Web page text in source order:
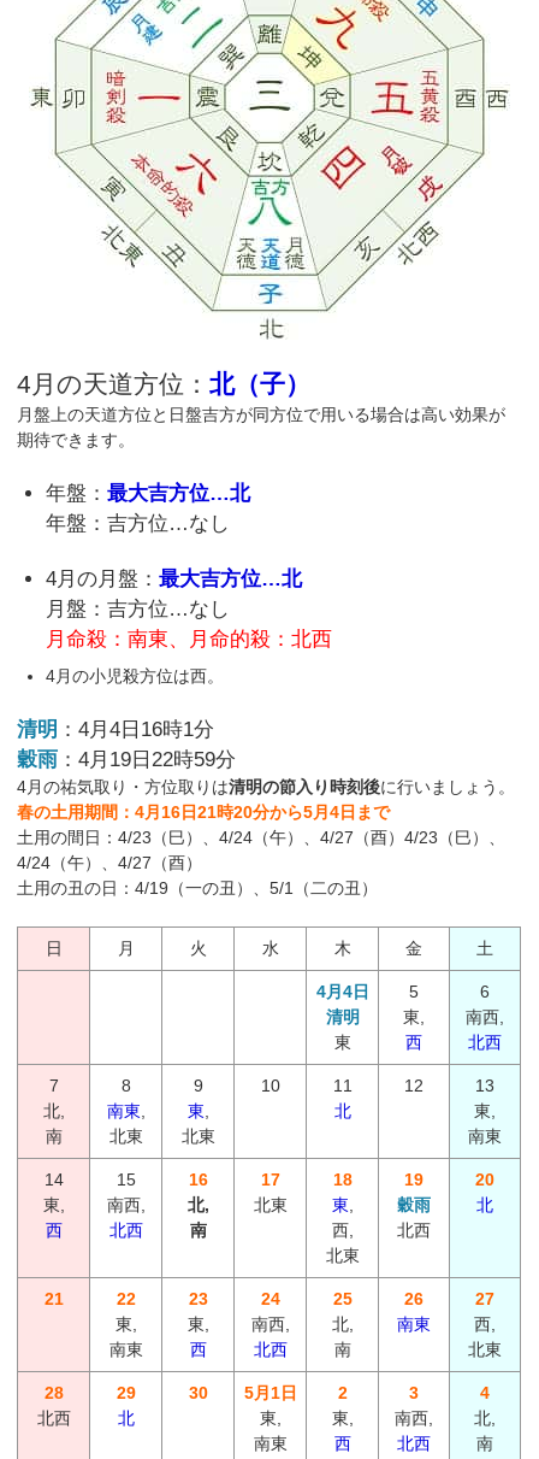
4月の天道方位：北（子）
月盤上の天道方位と日盤吉方が同方位で用いる場合は高い効果が
期待できます。
年盤：最大吉方位…北
年盤：吉方位…なし
4月の月盤：最大吉方位…北
月盤：吉方位…なし
月命殺：南東、月命的殺：北西
4月の小児殺方位は西。
清明 ：4月4日16時1分
穀雨 ：4月19日22時59分
4月の祐気取り・方位取りは清明の節入り時刻後に行いましょう。
春の土用期間：4月16日21時20分から5月4日まで
土用の間日：4/23（巳）、4/24（午）、4/27（酉）4/23（巳）、
4/24（午）、4/27（酉）
土用の丑の日：4/19（一の丑）、5/1（二の丑）
日 月 火 水 木 金 土
4月4日
清明
東
5
東,
西
6
南西,
北西
7
北,
南
8
南東
北東
9
東
北東
10
11
北
12
13
東,
南東
14
東,
西
15
南西,
北西
16
北,
南
17
北東
18
東
西,
北東
19
穀雨
北西
20
北
21
22
東,
南東
23
東,
西
24
南西,
北西
25
北,
南
26
南東
27
西,
北東
28
北西
29
北
30
5月1日
東,
南東
2
東,
西
3
南西,
北西
4
北,
南